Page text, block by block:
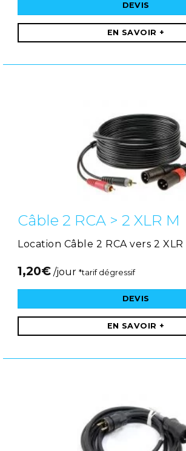
DEVIS
EN SAVOIR +
Câble 2 RCA > 2 XLR M
Location Câble 2 RCA vers 2
1,20€ /jour *tarif dégressif
DEVIS
EN SAVOIR +